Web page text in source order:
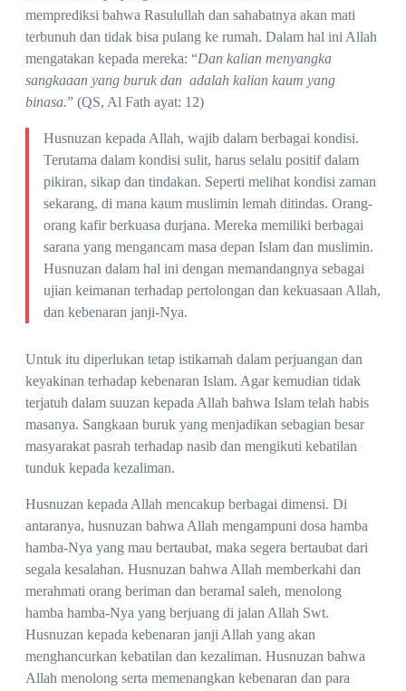
memprediksi bahwa Rasulullah dan sahabatnya akan mati
terbunuh dan tidak bisa pulang ke rumah. Dalam hal ini Allah
mengatakan kepada mereka: “Dan kalian menyangka
sangkaaan yang buruk dan adalah kalian kaum yang
binasa.” (QS, Al Fath ayat: 12)
Husnuzan kepada Allah, wajib dalam berbagai kondisi.
Terutama dalam kondisi sulit, harus selalu positif dalam
pikiran, sikap dan tindakan. Seperti melihat kondisi zaman
sekarang, di mana kaum muslimin lemah ditindas. Orang-
orang kafir berkuasa durjana. Mereka memiliki berbagai
sarana yang mengancam masa depan Islam dan muslimin.
Husnuzan dalam hal ini dengan memandangnya sebagai
ujian keimanan terhadap pertolongan dan kekuasaan Allah,
dan kebenaran janji-Nya.
Untuk itu diperlukan tetap istikamah dalam perjuangan dan
keyakinan terhadap kebenaran Islam. Agar kemudian tidak
terjatuh dalam suuzan kepada Allah bahwa Islam telah habis
masanya. Sangkaan buruk yang menjadikan sebagian besar
masyarakat pasrah terhadap nasib dan mengikuti kebatilan
tunduk kepada kezaliman.
Husnuzan kepada Allah mencakup berbagai dimensi. Di
antaranya, husnuzan bahwa Allah mengampuni dosa hamba
hamba-Nya yang mau bertaubat, maka segera bertaubat dari
segala kesalahan. Husnuzan bahwa Allah memberkahi dan
merahmati orang beriman dan beramal saleh, menolong
hamba hamba-Nya yang berjuang di jalan Allah Swt.
Husnuzan kepada kebenaran janji Allah yang akan
menghancurkan kebatilan dan kezaliman. Husnuzan bahwa
Allah menolong serta memenangkan kebenaran dan para